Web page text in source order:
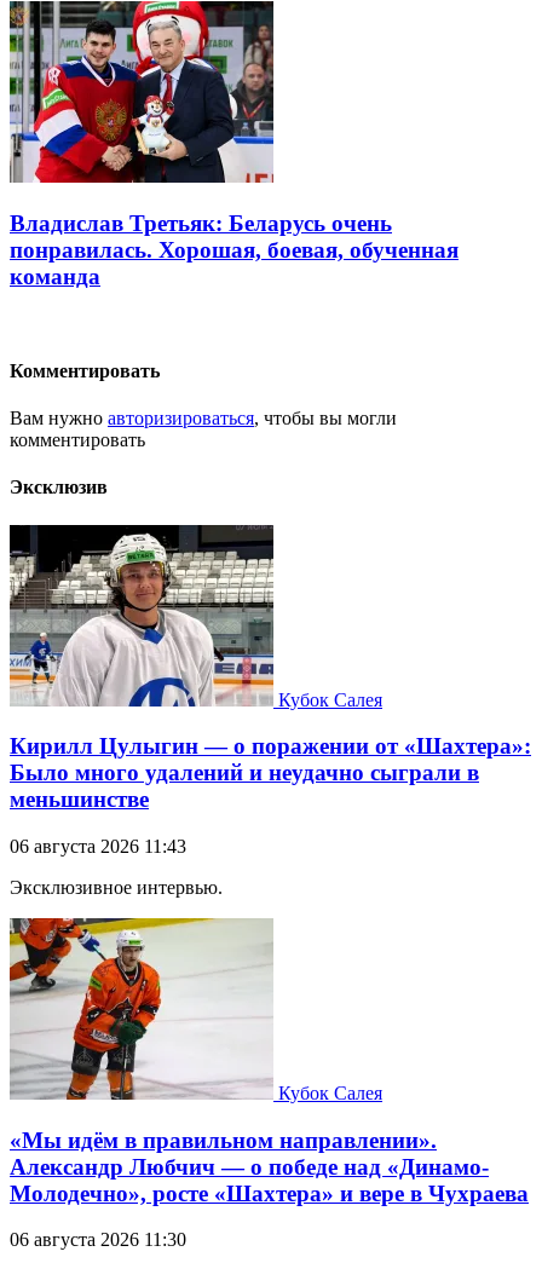
Владислав Третьяк: Беларусь очень
понравилась. Хорошая, боевая, обученная
команда
Комментировать
Вам нужно авторизироваться, чтобы вы могли
комментировать
Эксклюзив
Кубок Салея
Кирилл Цулыгин — о поражении от «Шахтера»:
Было много удалений и неудачно сыграли в
меньшинстве
06 августа 2026 11:43
Эксклюзивное интервью.
Кубок Салея
«Мы идём в правильном направлении».
Александр Любчич — о победе над «Динамо-
Молодечно», росте «Шахтера» и вере в Чухраева
06 августа 2026 11:30